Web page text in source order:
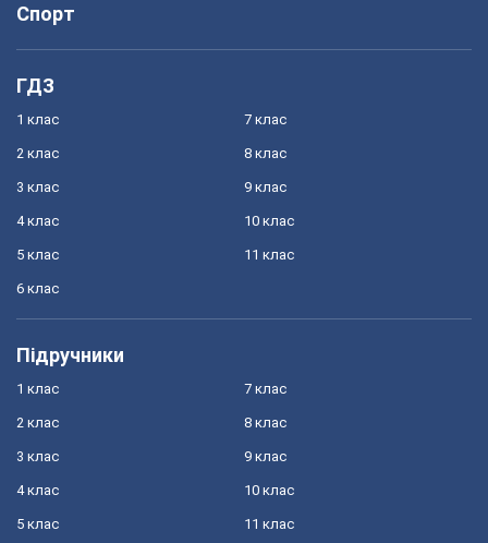
Спорт
ГДЗ
1 клас
2 клас
3 клас
4 клас
5 клас
6 клас
7 клас
8 клас
9 клас
10 клас
11 клас
Підручники
1 клас
2 клас
3 клас
4 клас
5 клас
7 клас
8 клас
9 клас
10 клас
11 клас